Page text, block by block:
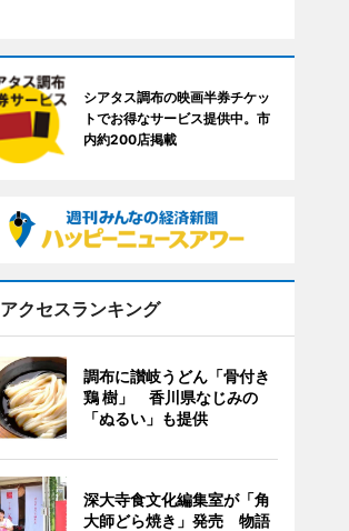
シアタス調布の映画半券チケッ
トでお得なサービス提供中。市
内約200店掲載
アクセスランキング
調布に讃岐うどん「骨付き
鶏 樹」 香川県なじみの
「ぬるい」も提供
深大寺食文化編集室が「角
大師どら焼き」発売 物語